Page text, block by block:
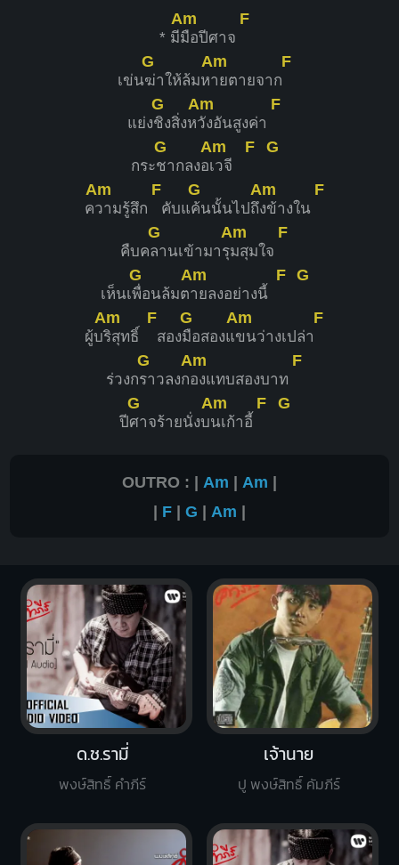
* มี
Am
มือปีศาจ
F
เข่น
G
ฆ่าให้ล้มห
Am
ายตายจาก
F
แย่ง
G
ชิงสิ่งห
Am
วังอันสูงค่า
F
กระ
G
ชากลงอ
Am
เวจี
F G
ค
Am
วามรู้สึก
F
คับแ
G
ค้นนั้นไปถึ
Am
งข้างใน
F
คืบค
G
ลานเข้ามารุ
Am
มสุมใจ
F
เห็นเ
G
พื่อนล้มต
Am
ายลงอย่างนี้
F G
ผู้บ
Am
ริสุทธิ์
F
สอง
G
มือสองแ
Am
ขนว่างเปล่า
F
ร่วงก
G
ราวลงก
Am
องแทบสองบาท
F
ปี
G
ศาจร้ายนั่งบ
Am
นเก้าอี้
F G
OUTRO : | Am | Am |
| F | G | Am |
ด.ช.รามี่
พงษ์สิทธิ์ คำภีร์
เจ้านาย
ปู พงษ์สิทธิ์ คัมภีร์